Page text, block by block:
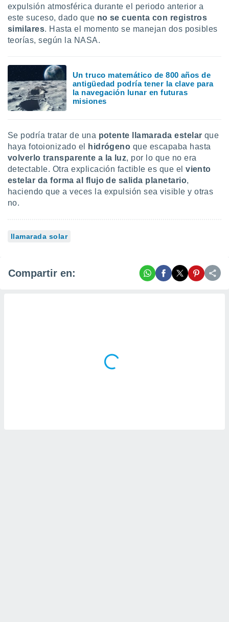
expulsión atmosférica durante el periodo anterior a
este suceso, dado que no se cuenta con registros
similares. Hasta el momento se manejan dos posibles
teorías, según la NASA.
Un truco matemático de 800 años de
antigüedad podría tener la clave para
la navegación lunar en futuras
misiones
Se podría tratar de una potente llamarada estelarque
haya fotoionizado el
hidrógeno que escapaba hasta
volverlo transparente a la luz, por lo que no era
detectable. Otra explicación factible es que elviento
estelar da forma al flujo de salida planetario,
haciendo que a veces la expulsión sea visible y otras
no.
llamarada solar
Compartir en: